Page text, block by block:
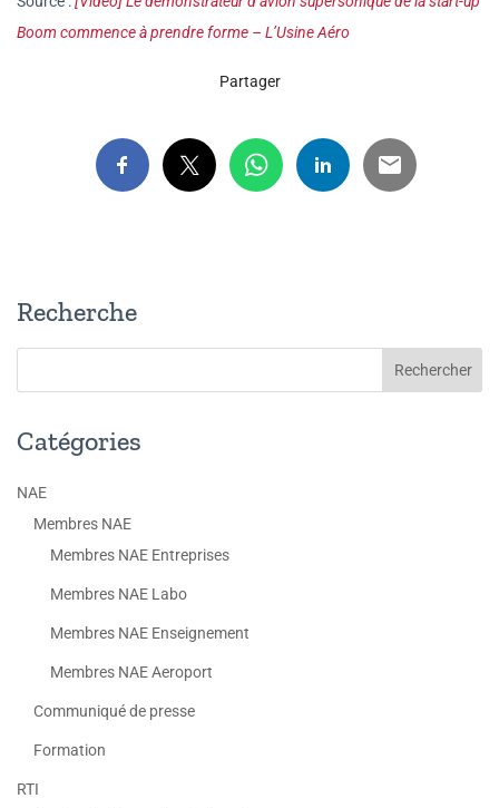
Boom commence à prendre forme – L’Usine Aéro
Partager
Recherche
Catégories
NAE
Membres NAE
Membres NAE Entreprises
Membres NAE Labo
Membres NAE Enseignement
Membres NAE Aeroport
Communiqué de presse
Formation
RTI